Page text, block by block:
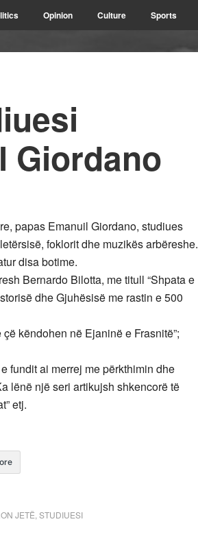
Opinion Culture Sports
Giordano
papas Emanuil Giordano, studiues
foklorit dhe muzikës arbëreshe.
disa botime.
Bernardo Bilotta, me titull “Shpata e
dhe Gjuhësisë me rastin e 500
këndohen në Ejaninë e Frasnitë”;
fundit ai merrej me përkthimin dhe
lënë një seri artikujsh shkencorë të
etj.
JETË STUDIUESI